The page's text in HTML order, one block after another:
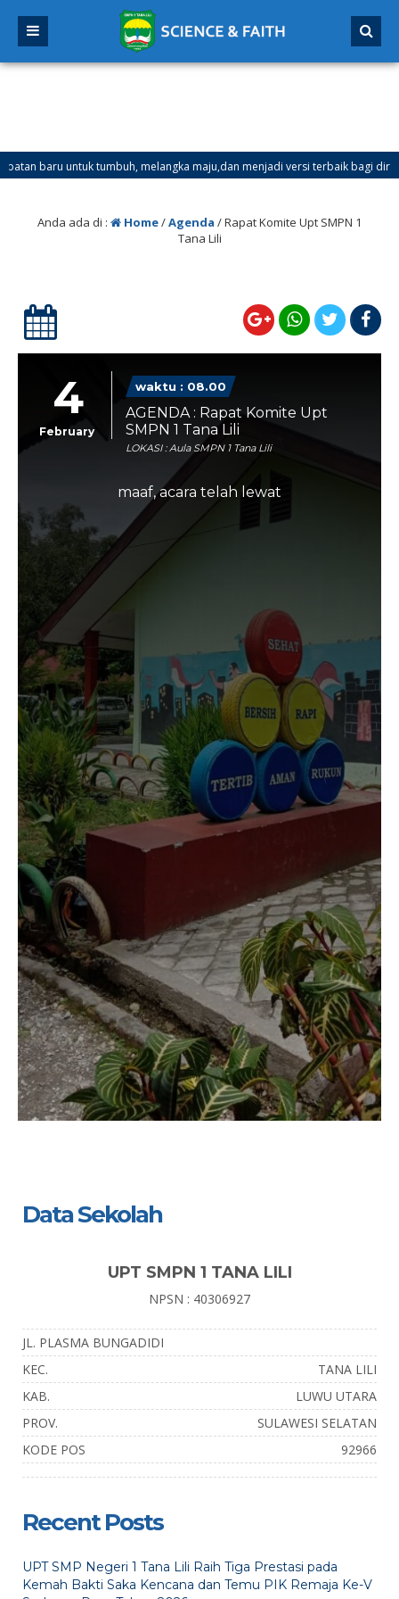
untuk tumbuh, melangka maju,dan menjadi versi terbaik bagi dirimu.
Mulai Tanggal 21 Desember 2025 sd Tanggal 4 Januari 2026
Anda ada di : Home/Agenda /Rapat Komite Upt SMPN 1
Tana Lili
4
February
waktu : 08.00
AGENDA : Rapat Komite Upt
SMPN 1 Tana Lili
LOKASI : Aula SMPN 1 Tana Lili
maaf, acara telah lewat
Data Sekolah
UPT SMPN 1 TANA LILI
NPSN : 40306927
JL. PLASMA BUNGADIDI
KEC.
TANA LILI
KAB.
LUWU UTARA
PROV.
SULAWESI SELATAN
KODE POS
92966
Recent Posts
UPT SMP Negeri 1 Tana Lili Raih Tiga Prestasi pada
Kemah Bakti Saka Kencana dan Temu PIK Remaja Ke-V